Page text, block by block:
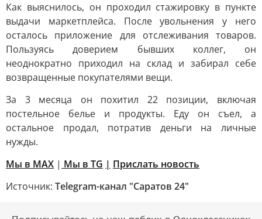
Как выяснилось, он проходил стажировку в пункте
выдачи маркетплейса. После увольнения у него
осталось приложение для отслеживания товаров.
Пользуясь доверием бывших коллег, он
неоднократно приходил на склад и забирал себе
возвращенные покупателями вещи.
За 3 месяца он похитил 22 позиции, включая
постельное белье и продукты. Еду он съел, а
остальное продал, потратив деньги на личные
нужды.
Мы в MAX | Мы в TG | Прислать новость
Источник: Telegram-канал "Саратов 24"